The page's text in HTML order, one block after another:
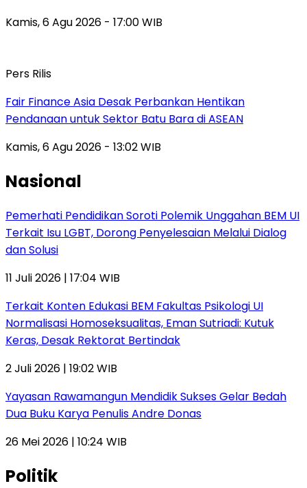
Kamis, 6 Agu 2026 - 17:00 WIB
Pers Rilis
Fair Finance Asia Desak Perbankan Hentikan
Pendanaan untuk Sektor Batu Bara di ASEAN
Kamis, 6 Agu 2026 - 13:02 WIB
Nasional
Pemerhati Pendidikan Soroti Polemik Unggahan BEM UI
Terkait Isu LGBT, Dorong Penyelesaian Melalui Dialog
dan Solusi
11 Juli 2026 | 17:04 WIB
Terkait Konten Edukasi BEM Fakultas Psikologi UI
Normalisasi Homoseksualitas, Eman Sutriadi: Kutuk
Keras, Desak Rektorat Bertindak
2 Juli 2026 | 19:02 WIB
Yayasan Rawamangun Mendidik Sukses Gelar Bedah
Dua Buku Karya Penulis Andre Donas
26 Mei 2026 | 10:24 WIB
Politik